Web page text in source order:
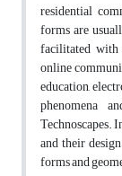
residential
forms are
facilitated with
online
education,
phenomena
Technoscapes.
and their
forms and